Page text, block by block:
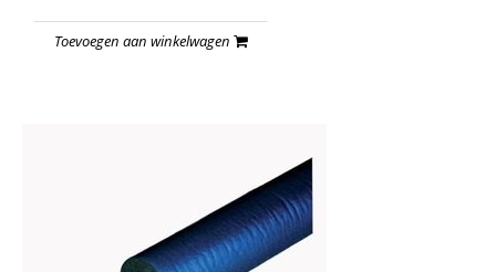
Toevoegen aan winkelwagen